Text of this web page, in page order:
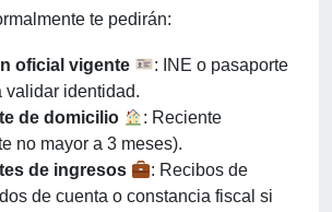
te pedirán:
oficial vigente
: INE o pasaporte
validar identidad.
de domicilio
: Reciente
no mayor a 3 meses).
de ingresos
: Recibos de
de cuenta o constancia fiscal si